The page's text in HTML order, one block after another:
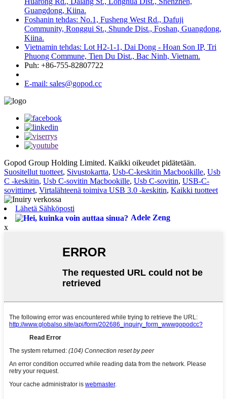
Guangdong, Kiina.
Foshanin tehdas: No.1, Fusheng West Rd., Dafuji
Community, Ronggui St., Shunde Dist., Foshan, Guangdong,
Kiina.
Vietnamin tehdas: Lot H2-1-1, Dai Dong - Hoan Son IP, Tri
Phuong Commune, Tien Du Dist., Bac Ninh, Vietnam.
Puh: +86-755-82807722
E-mail: sales@gopod.cc
Gopod Group Holding Limited. Kaikki oikeudet pidätetään.
Suositellut tuotteet, Sivustokartta, Usb-C-keskitin Macbookille, Usb
C -keskitin, Usb C-sovitin Macbookille, Usb C-sovitin, USB-C-
sovittimet, Virtalähteenä toimiva USB 3.0 -keskitin, Kaikki tuotteet
Lähetä Sähköposti
Adele Zeng
x